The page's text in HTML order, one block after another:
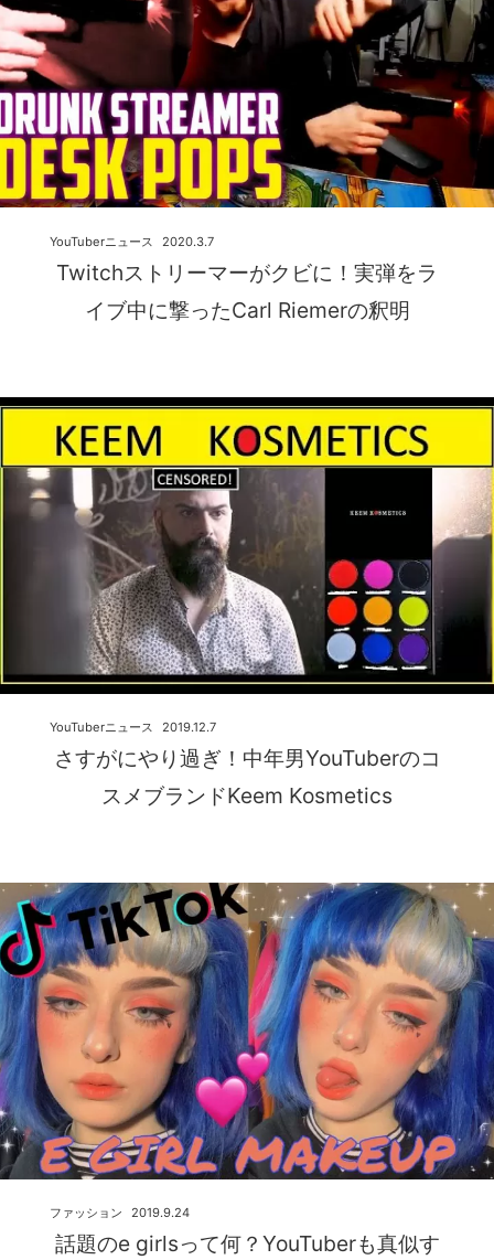
Twitchストリーマーがクビに！実弾をラ
イブ中に撃ったCarl Riemerの釈明
2020.3.7
YouTuberニュース
さすがにやり過ぎ！中年男YouTuberのコ
スメブランドKeem Kosmetics
2019.12.7
YouTuberニュース
話題のe girlsって何？YouTuberも真似す
2019.9.24
ファッション